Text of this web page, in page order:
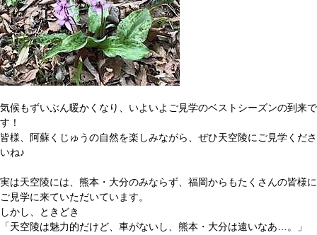
気候もずいぶん暖かくなり、いよいよご見学のベストシーズンの到来で
す！
皆様、阿蘇くじゅうの自然を楽しみながら、ぜひ天空陵にご見学くださ
いね♪
実は天空陵には、熊本・大分のみならず、福岡からもたくさんの皆様に
ご見学に来ていただいています。
しかし、ときどき
「天空陵は魅力的だけど、車がないし、熊本・大分は遠いなあ…。」